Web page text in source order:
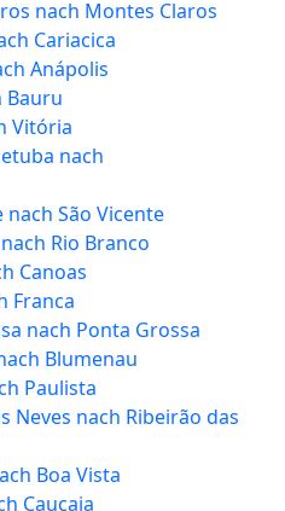
nach Montes Claros
Cariacica
Anápolis
Bauru
Vitória
nach
nach São Vicente
Rio Branco
Canoas
Franca
nach Ponta Grossa
Blumenau
Paulista
Neves nach Ribeirão das
Boa Vista
Caucaia